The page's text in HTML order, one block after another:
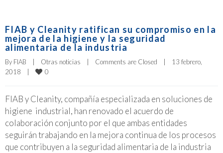
FIAB y Cleanity ratifican su compromiso en la
mejora de la higiene y la seguridad
alimentaria de la industria
By FIAB Otras noticias Comments are Closed
13 febrero,
2018
0
FIAB y Cleanity, compañía especializada en soluciones de
higiene industrial, han renovado el acuerdo de
colaboración conjunto por el que ambas entidades
seguirán trabajando en la mejora continua de los procesos
que contribuyen a la seguridad alimentaria de la industria